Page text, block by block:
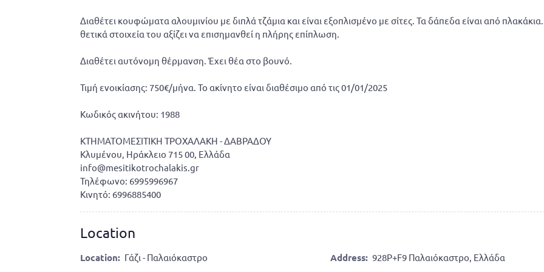
Διαθέτει κουφώματα αλουμινίου με διπλά τζάμια και είναι εξοπλισμένο με σίτες. Τα δάπεδα είναι από
θετικά στοιχεία του αξίζει να επισημανθεί η πλήρης επίπλωση.
Διαθέτει αυτόνομη θέρμανση. Έχει θέα στο βουνό.
Τιμή ενοικίασης: 750€/μήνα. Το ακίνητο είναι διαθέσιμο από τις 01/01/2025
Κωδικός ακινήτου: 1988
ΚΤΗΜΑΤΟΜΕΣΙΤΙΚΗ ΤΡΟΧΑΛΑΚΗ - ΔΑΒΡΑΔΟΥ
Κλυμένου, Ηράκλειο 715 00, Ελλάδα
info@mesitikotrochalakis.gr
Τηλέφωνο: 6995996967
Κινητό: 6996885400
Location
Location: Γάζι - Παλαιόκαστρο Address: 928P+F9 Παλαιόκαστρο, Ελλάδα